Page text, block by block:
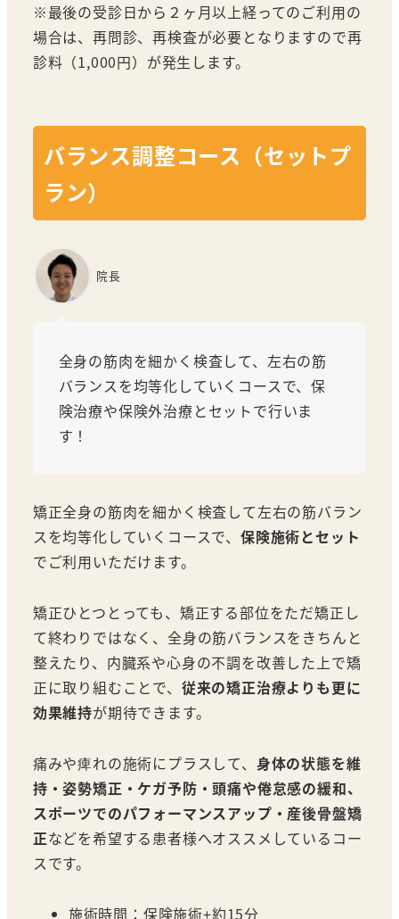
※最後の受診日から２ヶ月以上経ってのご利用の
場合は、再問診、再検査が必要となりますので再
診料（1,000円）が発生します。
バランス調整コース（セットプ
ラン）
院長
全身の筋肉を細かく検査して、左右の筋
バランスを均等化していくコースで、保
険治療や保険外治療とセットで行いま
す！
矯正全身の筋肉を細かく検査して左右の筋バラン
スを均等化していくコースで、 保険施術とセット
でご利用いただけます。
矯正ひとつとっても、矯正する部位をただ矯正し
て終わりではなく、全身の筋バランスをきちんと
整えたり、内臓系や心身の不調を改善した上で矯
正に取り組むことで、 従来の矯正治療よりも更に
効果維持が期待できます。
痛みや痺れの施術にプラスして、 身体の状態を維
持・姿勢矯正・ケガ予防・頭痛や倦怠感の緩和、
スポーツでのパフォーマンスアップ・産後骨盤矯
正などを希望する患者様へオススメしているコー
スです。
施術時間：保険施術+約15分